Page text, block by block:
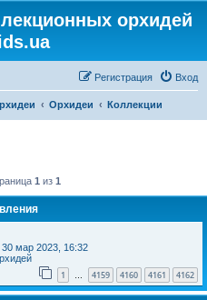
орхидей
Вход
Регистрация
Орхидеи Коллекции
1 из 1
30 мар 2023, 16:32
1 … 4159 4160 4161 4162